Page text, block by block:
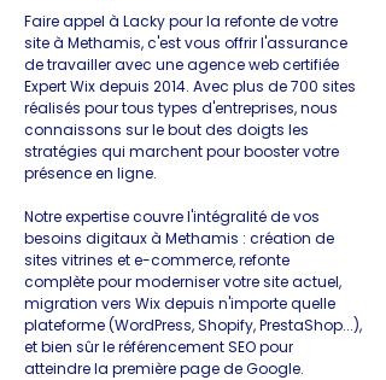
Faire appel à Lacky pour la refonte de votre
site à Methamis, c'est vous offrir l'assurance
de travailler avec une agence web certifiée
Expert Wix depuis 2014. Avec plus de 700 sites
réalisés pour tous types d'entreprises, nous
connaissons sur le bout des doigts les
stratégies qui marchent pour booster votre
présence en ligne.
Notre expertise couvre l'intégralité de vos
besoins digitaux à Methamis : création de
sites vitrines et e-commerce, refonte
complète pour moderniser votre site actuel,
migration vers Wix depuis n'importe quelle
plateforme (WordPress, Shopify, PrestaShop...),
et bien sûr le référencement SEO pour
atteindre la première page de Google.